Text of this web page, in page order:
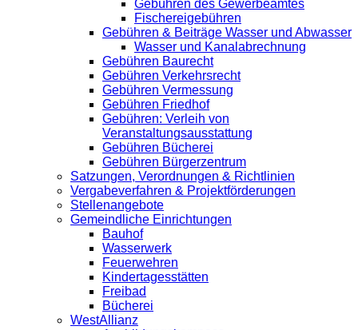
Gebühren des Gewerbeamtes
Fischereigebühren
Gebühren & Beiträge Wasser und Abwasser
Wasser und Kanalabrechnung
Gebühren Baurecht
Gebühren Verkehrsrecht
Gebühren Vermessung
Gebühren Friedhof
Gebühren: Verleih von
Veranstaltungsausstattung
Gebühren Bücherei
Gebühren Bürgerzentrum
Satzungen, Verordnungen & Richtlinien
Vergabeverfahren & Projektförderungen
Stellenangebote
Gemeindliche Einrichtungen
Bauhof
Wasserwerk
Feuerwehren
Kindertagesstätten
Freibad
Bücherei
WestAllianz